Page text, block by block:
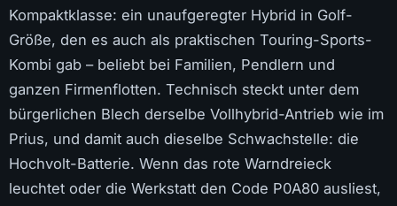
Kompaktklasse: ein unaufgeregter Hybrid in Golf-
Größe, den es auch als praktischen Touring-Sports-
Kombi gab – beliebt bei Familien, Pendlern und
ganzen Firmenflotten. Technisch steckt unter dem
bürgerlichen Blech derselbe Vollhybrid-Antrieb wie im
Prius, und damit auch dieselbe Schwachstelle: die
Hochvolt-Batterie. Wenn das rote Warndreieck
leuchtet oder die Werkstatt den Code P0A80 ausliest,